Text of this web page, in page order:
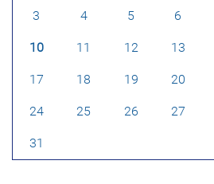
3 4 5 6
10 11 12 13
17 18 19 20
24 25 26 27
31